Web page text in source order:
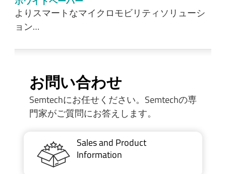
よりスマートなマイクロモビリティソリューシ
ョン…
お問い合わせ
Semtechにお任せください。Semtechの専
門家がご質問にお答えします。
Sales and Product
Information